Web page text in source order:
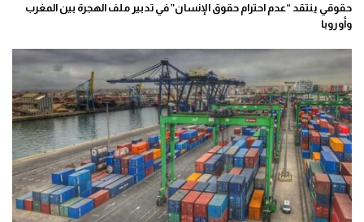
حقوقي ينتقد “عدم احترام حقوق الإنسان” في تدبير ملف الهجرة بين المغرب
وأوروبا